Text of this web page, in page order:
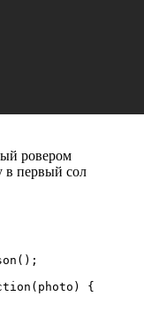
ровером
в первый сол
{